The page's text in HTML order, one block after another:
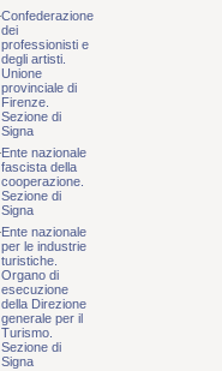
Confederazione
dei
professionisti e
degli artisti.
Unione
provinciale di
Firenze.
Sezione di
Signa
Ente nazionale
fascista della
cooperazione.
Sezione di
Signa
Ente nazionale
per le industrie
turistiche.
Organo di
esecuzione
della Direzione
generale per il
Turismo.
Sezione di
Signa